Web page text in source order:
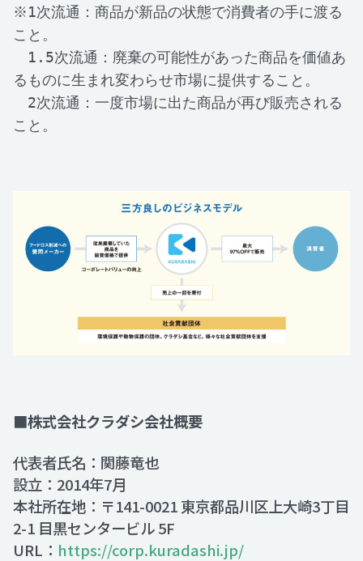
※1次流通：商品が新品の状態で消費者の手に渡る
こと。
1.5次流通：廃棄の可能性があった商品を価値あ
るものに生まれ変わらせ市場に提供すること。
2次流通：一度市場に出た商品が再び販売される
こと。
■株式会社クラダシ会社概要
代表者氏名：関藤竜也
設立：2014年7月
本社所在地：〒141-0021 東京都品川区上大崎3丁目
2-1 目黒センタービル 5F
URL： https://corp.kuradashi.jp/